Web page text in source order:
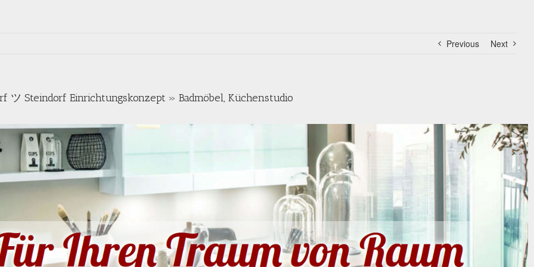
Previous Next
ツ Steindorf Einrichtungskonzept » Badmöbel, Küchenstudio